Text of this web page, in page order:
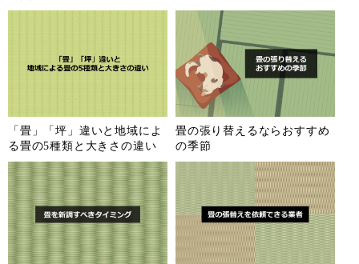
「畳」「坪」違いと地域によ
る畳の5種類と大きさの違い
畳の張り替えるならおすすめ
の季節